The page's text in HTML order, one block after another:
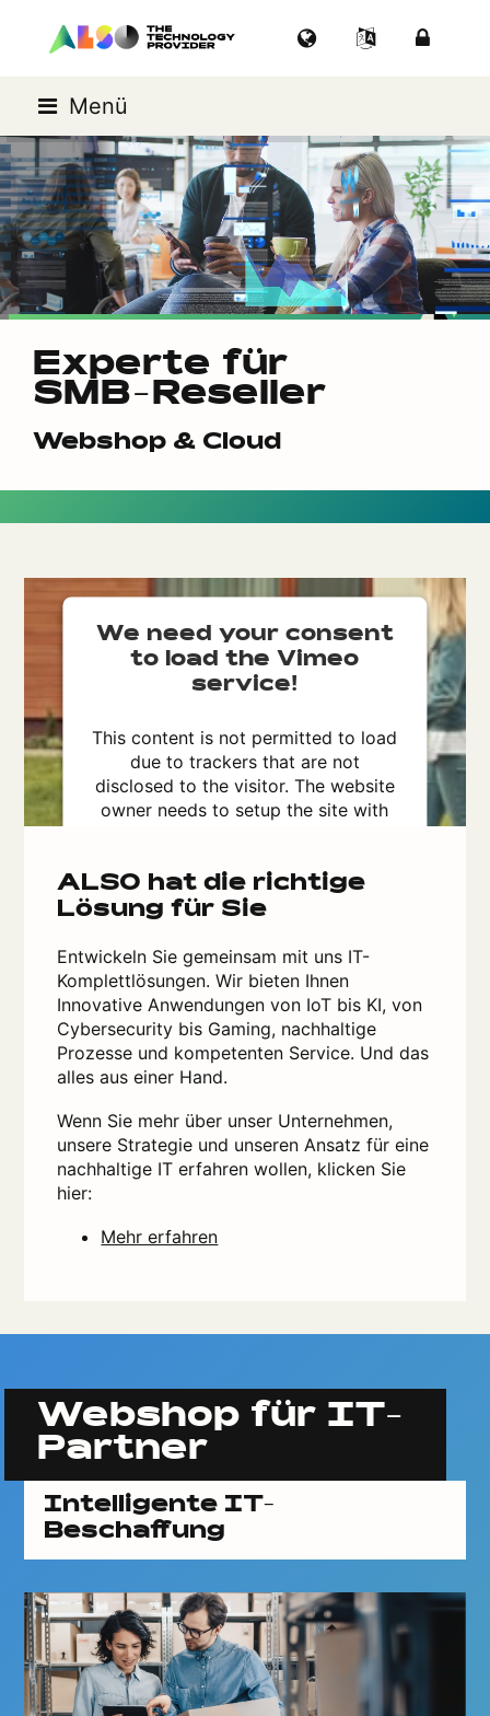
Menü
Experte für
SMB-Reseller
Webshop & Cloud
We need your consent
to load the Vimeo
service!
This content is not permitted to load
due to trackers that are not
disclosed to the visitor. The website
owner needs to setup the site with
Powered byUsercentrics Consent
Management Platform
ALSO hat die richtige
Lösung für Sie
Entwickeln Sie gemeinsam mit uns IT-
Komplettlösungen. Wir bieten Ihnen
Innovative Anwendungen von IoT bis KI, von
Cybersecurity bis Gaming, nachhaltige
Prozesse und kompetenten Service. Und das
alles aus einer Hand.
Wenn Sie mehr über unser Unternehmen,
unsere Strategie und unseren Ansatz für eine
nachhaltige IT erfahren wollen, klicken Sie
hier:
Mehr erfahren
Webshop für IT-
Partner
Intelligente IT-
Beschaffung